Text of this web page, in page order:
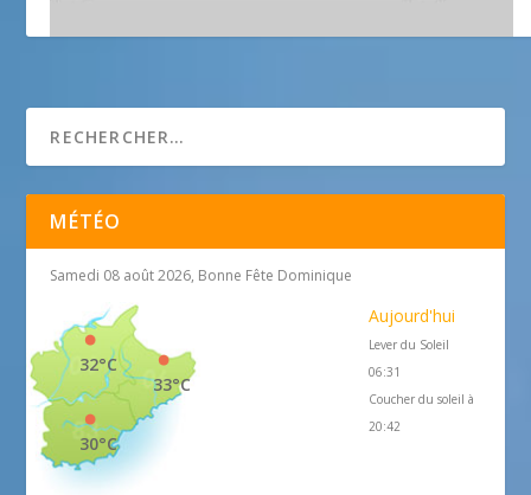
MÉTÉO
Samedi 08 août 2026, Bonne Fête Dominique
33°C
32°C
30°C
Aujourd'hui
Lever du Soleil
06:31
Coucher du soleil à
20:42